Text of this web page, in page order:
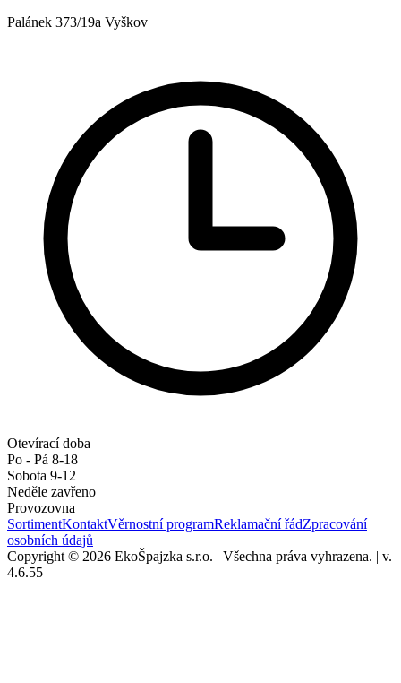
Palánek 373/19a Vyškov
Otevírací doba
Po - Pá 8-18
Sobota 9-12
Neděle zavřeno
Provozovna
SortimentKontaktVěrnostní programReklamační řádZpracování
osobních údajů
Copyright © 2026 EkoŠpajzka s.r.o. | Všechna práva vyhrazena. | v.
4.6.55